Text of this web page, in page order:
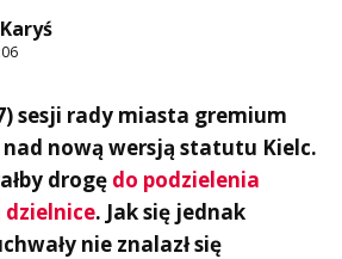
sesji rady miasta gremium
nad nową wersją statutu Kielc.
drogę do podzielenia
. Jak się jednak
nie znalazł się